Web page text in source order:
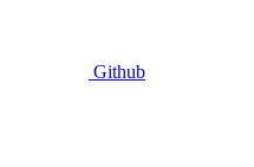
Github